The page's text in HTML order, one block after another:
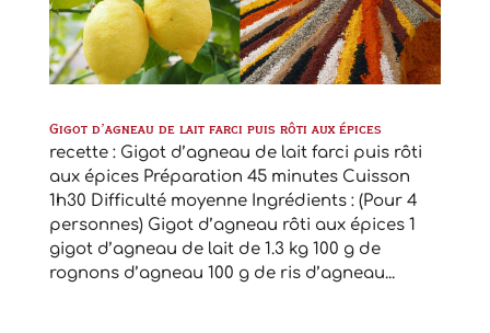
Gigot d’agneau de lait farci puis rôti aux épices
recette : Gigot d’agneau de lait farci puis rôti
aux épices Préparation 45 minutes Cuisson
1h30 Difficulté moyenne Ingrédients : (Pour 4
personnes) Gigot d’agneau rôti aux épices 1
gigot d’agneau de lait de 1.3 kg 100 g de
rognons d’agneau 100 g de ris d’agneau...